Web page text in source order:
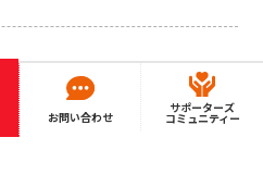
お問い合わせ
サポーターズ
コミュニティー